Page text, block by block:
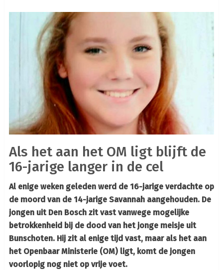
Als het aan het OM ligt blijft de
16-jarige langer in de cel
Al enige weken geleden werd de 16-jarige verdachte op
de moord van de 14-jarige Savannah aangehouden. De
jongen uit Den Bosch zit vast vanwege mogelijke
betrokkenheid bij de dood van het jonge meisje uit
Bunschoten. Hij zit al enige tijd vast, maar als het aan
het Openbaar Ministerie (OM) ligt, komt de jongen
voorlopig nog niet op vrije voet.